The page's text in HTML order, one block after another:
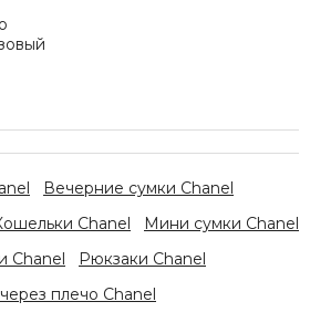
Вечерние сумки Chanel
Chanel
Мини сумки Chanel
Chanel
Рюкзаки Chanel
плечо Chanel